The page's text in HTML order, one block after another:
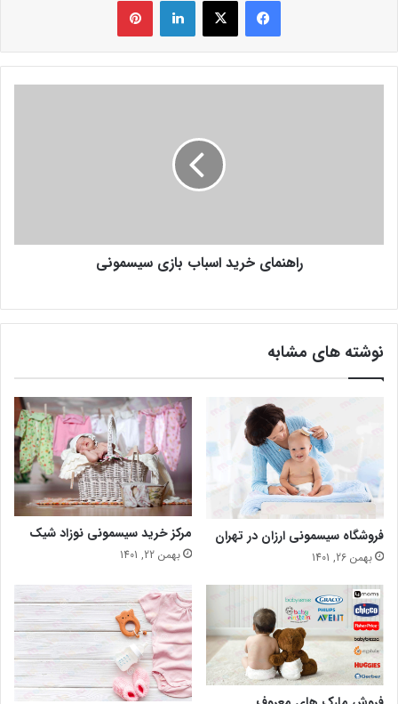
راهنمای خرید اسباب بازی سیسمونی
نوشته های مشابه
فروشگاه سیسمونی ارزان در تهران
بهمن 26, 1401
مرکز خرید سیسمونی نوزاد شیک
بهمن 22, 1401